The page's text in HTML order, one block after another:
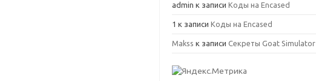
admin к записиКоды на Encased
1 к записиКоды на Encased
Makss к записиСекреты Goat Simulator